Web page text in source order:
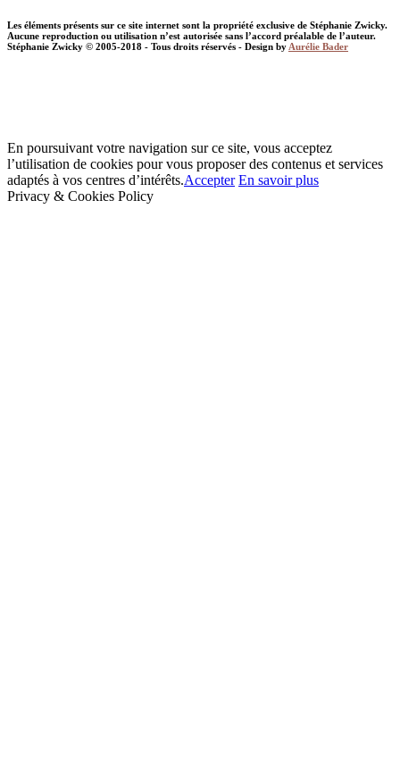
Les éléments présents sur ce site internet sont la propriété exclusive de Stéphanie Zwicky.
Aucune reproduction ou utilisation n’est autorisée sans l’accord préalable de l’auteur.
Stéphanie Zwicky © 2005-2018 - Tous droits réservés - Design by Aurélie Bader
En poursuivant votre navigation sur ce site, vous acceptez
l’utilisation de cookies pour vous proposer des contenus et services
adaptés à vos centres d’intérêts.Accepter En savoir plus
Privacy & Cookies Policy